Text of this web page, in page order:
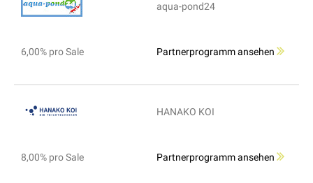
aqua-pond24
6,00% pro Sale Partnerprogramm ansehen
HANAKO KOI
8,00% pro Sale Partnerprogramm ansehen